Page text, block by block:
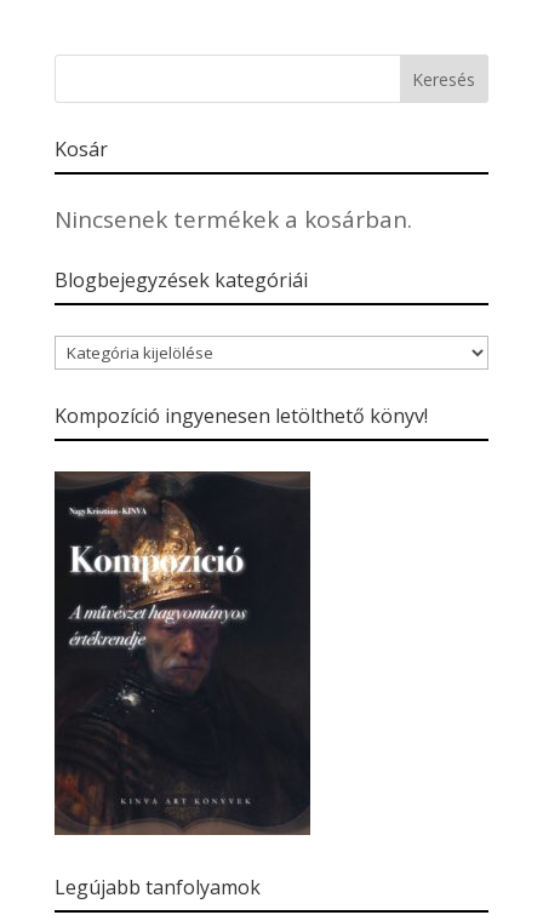
Kosár
Nincsenek termékek a kosárban.
Blogbejegyzések kategóriái
Blogbejegyzések
kategóriái
Kompozíció ingyenesen letölthető könyv!
Legújabb tanfolyamok